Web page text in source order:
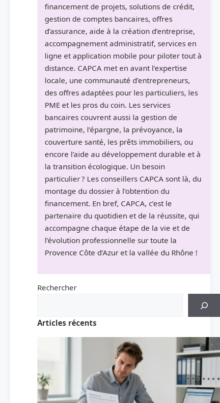
financement de projets, solutions de crédit,
gestion de comptes bancaires, offres
d’assurance, aide à la création d’entreprise,
accompagnement administratif, services en
ligne et application mobile pour piloter tout à
distance. CAPCA met en avant l’expertise
locale, une communauté d’entrepreneurs,
des offres adaptées pour les particuliers, les
PME et les pros du coin. Les services
bancaires couvrent aussi la gestion de
patrimoine, l’épargne, la prévoyance, la
couverture santé, les prêts immobiliers, ou
encore l’aide au développement durable et à
la transition écologique. Un besoin
particulier ? Les conseillers CAPCA sont là, du
montage du dossier à l’obtention du
financement. En bref, CAPCA, c’est le
partenaire du quotidien et de la réussite, qui
accompagne chaque étape de la vie et de
l’évolution professionnelle sur toute la
Provence Côte d’Azur et la vallée du Rhône !
Rechercher
Articles récents